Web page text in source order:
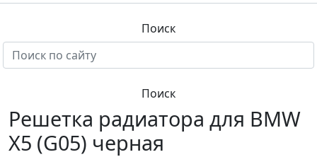
Решетка радиатора для BMW
X5 (G05) черная